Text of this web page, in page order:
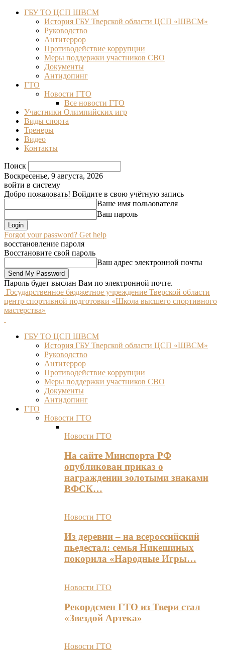
ГБУ ТО ЦСП ШВСМ
История ГБУ Тверской области ЦСП «ШВСМ»
Руководство
Антитеррор
Противодействие коррупции
Меры поддержки участников СВО
Документы
Антидопинг
ГТО
Новости ГТО
Все новости ГТО
Участники Олимпийских игр
Виды спорта
Тренеры
Видео
Контакты
Поиск
Воскресенье, 9 августа, 2026
войти в систему
Добро пожаловать! Войдите в свою учётную запись
Ваше имя пользователя
Ваш пароль
Forgot your password? Get help
восстановление пароля
Восстановите свой пароль
Ваш адрес электронной почты
Пароль будет выслан Вам по электронной почте.
Государственное бюджетное учреждение Тверской области
центр спортивной подготовки «Школа высшего спортивного
мастерства»
ГБУ ТО ЦСП ШВСМ
История ГБУ Тверской области ЦСП «ШВСМ»
Руководство
Антитеррор
Противодействие коррупции
Меры поддержки участников СВО
Документы
Антидопинг
ГТО
Новости ГТО
Новости ГТО
На сайте Минспорта РФ
опубликован приказ о
награждении золотыми знаками
ВФСК…
Новости ГТО
Из деревни – на всероссийский
пьедестал: семья Никешиных
покорила «Народные Игры…
Новости ГТО
Рекордсмен ГТО из Твери стал
«Звездой Артека»
Новости ГТО